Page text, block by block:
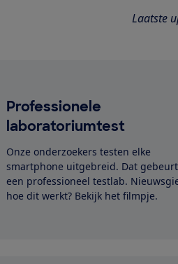
Laatste
Professionele
laboratoriumtest
Onze onderzoekers testen elke
smartphone uitgebreid. Dat
een professioneel testlab.
hoe dit werkt? Bekijk het filmpje.